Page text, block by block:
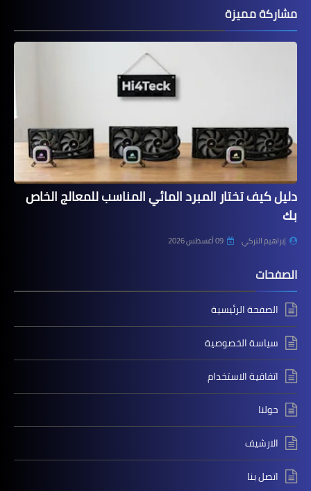
مشاركة مميزة
دليل كيف تختار المبرد المائي المناسب للمعالج الخاص
بك
إبراهيم التركي 09 أغسطس 2026
الصفحات
الصفحة الرئيسية
سياسة الخصوصية
اتفاقية الاستخدام
حولنا
الارشيف
اتصل بنا